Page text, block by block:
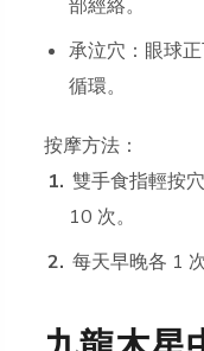
部經絡。
承泣穴：眼球
循環。
按摩方法：
雙手食指輕按
10 次。
每天早晚各 1